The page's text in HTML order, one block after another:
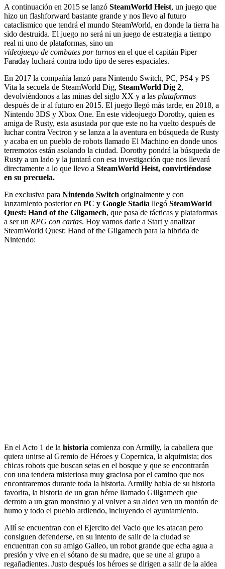
A continuación en 2015 se lanzó SteamWorld Heist, un juego que
hizo un flashforward bastante grande y nos llevo al futuro
cataclismico que tendrá el mundo SteamWorld, en donde la tierra ha
sido destruida. El juego no será ni un juego de estrategia a tiempo
real ni uno de plataformas, sino un
videojuego de combates por turnos en el que el capitán Piper
Faraday luchará contra todo tipo de seres espaciales.
En 2017 la compañía lanzó para Nintendo Switch, PC, PS4 y PS
Vita la secuela de SteamWorld Dig, SteamWorld Dig 2,
devolviéndonos a las minas del siglo XX y a las plataformas
después de ir al futuro en 2015. El juego llegó más tarde, en 2018, a
Nintendo 3DS y Xbox One. En este videojuego Dorothy, quien es
amiga de Rusty, esta asustada por que este no ha vuelto después de
luchar contra Vectron y se lanza a la aventura en búsqueda de Rusty
y acaba en un pueblo de robots llamado El Machino en donde unos
terremotos están asolando la ciudad. Dorothy pondrá la búsqueda de
Rusty a un lado y la juntará con esa investigación que nos llevará
directamente a lo que llevo a SteamWorld Heist, convirtiéndose
en su precuela.
En exclusiva para Nintendo Switch originalmente y con
lanzamiento posterior en PC y Google Stadia llegó SteamWorld
Quest: Hand of the Gilgamech, que pasa de tácticas y plataformas
a ser un RPG con cartas. Hoy vamos darle a Start y analizar
SteamWorld Quest: Hand of the Gilgamech para la hibrida de
Nintendo:
En el Acto 1 de la historia comienza con Armilly, la caballera que
quiera unirse al Gremio de Héroes y Copernica, la alquimista; dos
chicas robots que buscan setas en el bosque y que se encontrarán
con una tendera misteriosa muy graciosa por el camino que nos
encontraremos durante toda la historia. Armilly habla de su historia
favorita, la historia de un gran héroe llamado Gillgamech que
derroto a un gran monstruo y al volver a su aldea ven un montón de
humo y todo el pueblo ardiendo, incluyendo el ayuntamiento.
Allí se encuentran con el Ejercito del Vacio que les atacan pero
consiguen defenderse, en su intento de salir de la ciudad se
encuentran con su amigo Galleo, un robot grande que echa agua a
presión y vive en el sótano de su madre, que se une al grupo a
regañadientes. Justo después los héroes se dirigen a salir de la aldea